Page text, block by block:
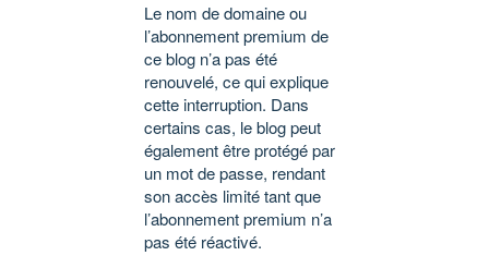
Le nom de domaine ou
l’abonnement premium de
ce blog n’a pas été
renouvelé, ce qui explique
cette interruption. Dans
certains cas, le blog peut
également être protégé par
un mot de passe, rendant
son accès limité tant que
l’abonnement premium n’a
pas été réactivé.